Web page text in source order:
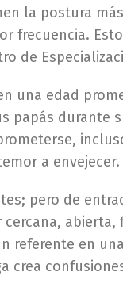
la postura
frecuencia.
de
una edad
durante
a envejecer.
pero de
en
crea